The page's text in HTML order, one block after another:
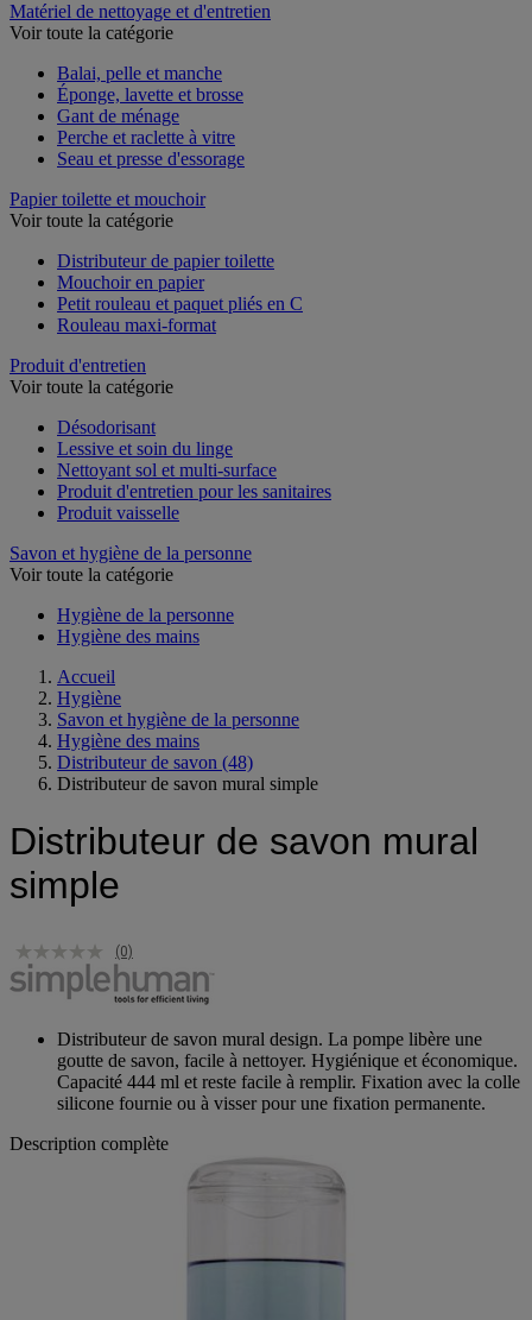
Matériel de nettoyage et d'entretien
Balai, pelle et manche
Éponge, lavette et brosse
Gant de ménage
Perche et raclette à vitre
Papier toilette et mouchoir
Distributeur de papier toilette
Mouchoir en papier
Petit rouleau et paquet pliés en C
Produit d'entretien
Désodorisant
Lessive et soin du linge
Nettoyant sol et multi-surface
Produit d'entretien pour les sanitaires
Savon et hygiène de la personne
Hygiène de la personne
Accueil
Hygiène
Savon et hygiène de la personne
Hygiène des mains
Distributeur de savon (48)
Distributeur de savon mural
simple
(0)
Distributeur de savon mural design. La pompe libère une
goutte de savon, facile à nettoyer. Hygiénique et économique.
Capacité 444 ml et reste facile à remplir. Fixation avec la colle